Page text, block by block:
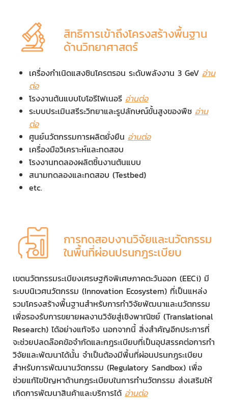
สิทธิการเข้าถึงโครงสร้างพื้นฐาน
ด้านวิทยาศาสตร์
เครื่องกำเนิดแสงซินโครตรอน ระดับพลังงาน 3 GeV อ่าน
ต่อ
โรงงานต้นแบบไบโอรีไฟเนอรี อ่านต่อ
ระบบประเมินสรีระวิทยาและรูปลักษณ์ขั้นสูงของพืช อ่าน
ต่อ
ศูนย์นวัตกรรมการผลิตยั่งยืน อ่านต่อ
เครื่องมือวิเคราะห์และทดสอบ
โรงงานทดลองผลิตชิ้นงานต้นแบบ
สนามทดลองและทดสอบ (Testbed)
etc.
การทดสอบงานวิจัยและนวัตกรรม
ในพื้นที่ผ่อนปรนกฎระเบียบ
เขตนวัตกรรมระเบียงเศรษฐกิจพิเศษภาคตะวันออก (EECi) มี
ระบบนิเวศนวัตกรรม (Innovation Ecosystem) ที่เป็นแหล่ง
รวมโครงสร้างพื้นฐานสำหรับการทำวิจัยพัฒนาและนวัตกรรม
เพื่อรองรับการขยายผลงานวิจัยสู่เชิงพาณิชย์ (Translational
Research) ได้อย่างแท้จริง นอกจากนี้ สิ่งสำคัญอีกประการที่
จะช่วยปลดล๊อคข้อจำกัดและกฎระเบียบที่เป็นอุปสรรคต่อการทำ
วิจัยและพัฒนาได้นั้น จำเป็นต้องมีพื้นที่ผ่อนปรนกฎระเบียบ
สำหรับการพัฒนานวัตกรรม (Regulatory Sandbox) เพื่อ
ช่วยแก้ไขปัญหาด้านกฎระเบียบในการทำนวัตกรรม ส่งเสริมให้
เกิดการพัฒนาสินค้าและบริการได้ อ่านต่อ